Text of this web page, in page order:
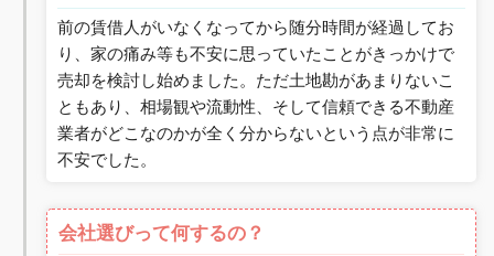
前の賃借人がいなくなってから随分時間が経過してお
り、家の痛み等も不安に思っていたことがきっかけで
売却を検討し始めました。ただ土地勘があまりないこ
ともあり、相場観や流動性、そして信頼できる不動産
業者がどこなのかが全く分からないという点が非常に
不安でした。
会社選びって何するの？